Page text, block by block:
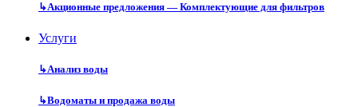
↳Акционные предложения — Комплектующие для фильтров
Услуги
↳Анализ воды
↳Водоматы и продажа воды